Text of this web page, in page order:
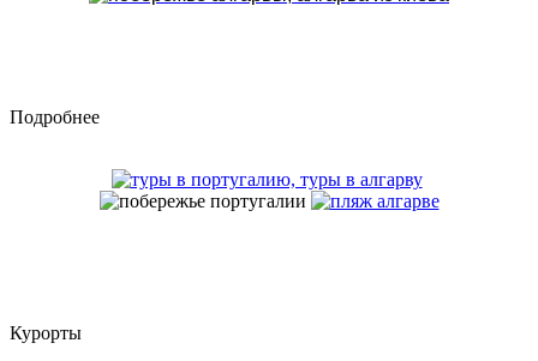
Подробнее
Курорты